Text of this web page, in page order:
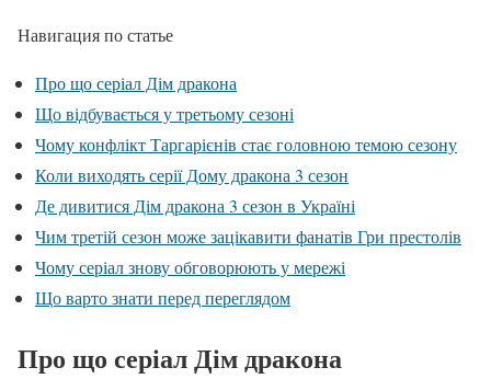
Навигация по статье
Про що серіал Дім дракона
Що відбувається у третьому сезоні
Чому конфлікт Таргарієнів стає головною темою сезону
Коли виходять серії Дому дракона 3 сезон
Де дивитися Дім дракона 3 сезон в Україні
Чим третій сезон може зацікавити фанатів Гри престолів
Чому серіал знову обговорюють у мережі
Що варто знати перед переглядом
Про що серіал Дім дракона